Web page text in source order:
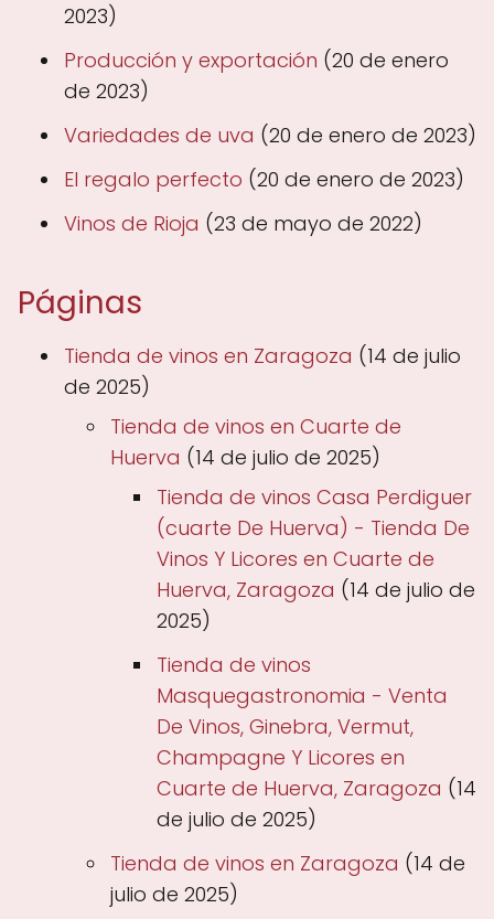
2023)
Producción y exportación (20 de enero
de 2023)
Variedades de uva (20 de enero de 2023)
El regalo perfecto (20 de enero de 2023)
Vinos de Rioja (23 de mayo de 2022)
Páginas
Tienda de vinos en Zaragoza (14 de julio
de 2025)
Tienda de vinos en Cuarte de
Huerva (14 de julio de 2025)
Tienda de vinos Casa Perdiguer
(cuarte De Huerva) - Tienda De
Vinos Y Licores en Cuarte de
Huerva, Zaragoza (14 de julio de
2025)
Tienda de vinos
Masquegastronomia - Venta
De Vinos, Ginebra, Vermut,
Champagne Y Licores en
Cuarte de Huerva, Zaragoza (14
de julio de 2025)
Tienda de vinos en Zaragoza (14 de
julio de 2025)